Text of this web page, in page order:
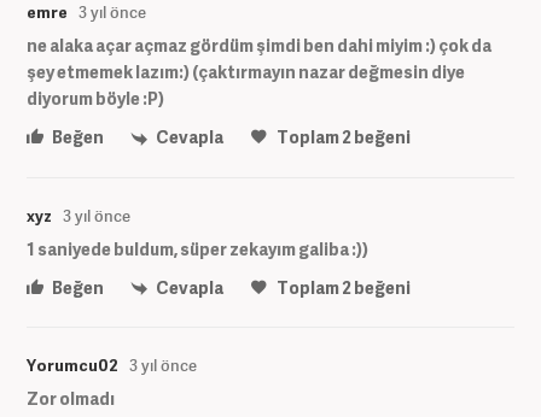
emre 3 yıl önce
ne alaka açar açmaz gördüm şimdi ben dahi miyim :) çok da
şey etmemek lazım:) (çaktırmayın nazar değmesin diye
diyorum böyle :P)
Beğen
Cevapla Toplam2beğeni
xyz 3 yıl önce
1 saniyede buldum, süper zekayım galiba :))
Beğen
Cevapla Toplam2 beğeni
Yorumcu02 3 yıl önce
Zor olmadı